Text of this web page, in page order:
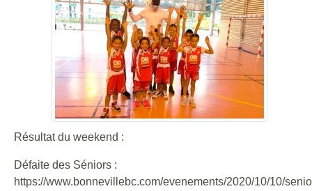
Résultat du weekend :
Défaite des Séniors :
https://www.bonnevillebc.com/evenements/2020/10/10/